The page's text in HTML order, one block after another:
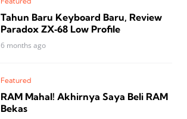
Tahun Baru Keyboard Baru, Review
Paradox ZX‑68 Low Profile
6 months ago
Featured
RAM Mahal! Akhirnya Saya Beli RAM
Bekas